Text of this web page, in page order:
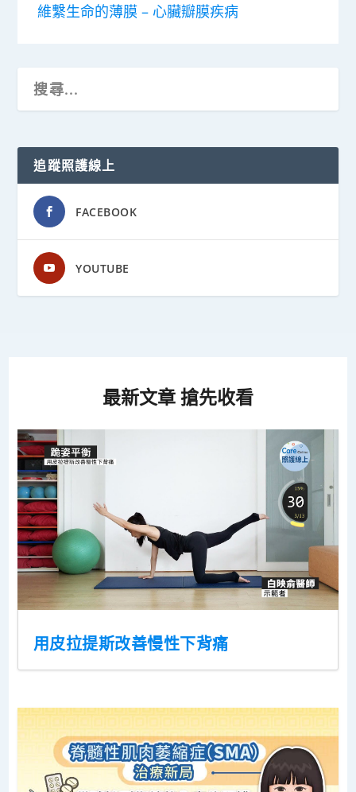
維繫生命的薄膜 – 心臟瓣膜疾病
追蹤照護線上
FACEBOOK
YOUTUBE
最新文章 搶先收看
用皮拉提斯改善慢性下背痛